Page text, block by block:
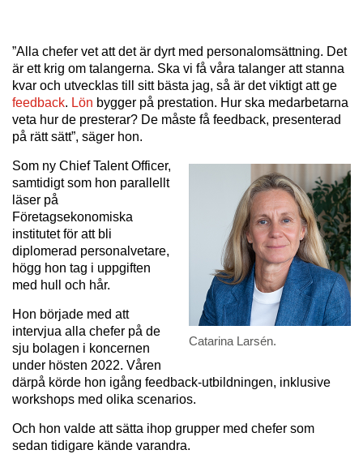
”Alla chefer vet att det är dyrt med personalomsättning. Det
är ett krig om talangerna. Ska vi få våra talanger att stanna
kvar och utvecklas till sitt bästa jag, så är det viktigt att ge
feedback. Lön bygger på prestation. Hur ska medarbetarna
veta hur de presterar? De måste få feedback, presenterad
på rätt sätt”, säger hon.
Catarina Larsén.
Som ny Chief Talent Officer,
samtidigt som hon parallellt
läser på
Företagsekonomiska
institutet för att bli
diplomerad personalvetare,
högg hon tag i uppgiften
med hull och hår.
Hon började med att
intervjua alla chefer på de
sju bolagen i koncernen
under hösten 2022. Våren
därpå körde hon igång feedback-utbildningen, inklusive
workshops med olika scenarios.
Och hon valde att sätta ihop grupper med chefer som
sedan tidigare kände varandra.